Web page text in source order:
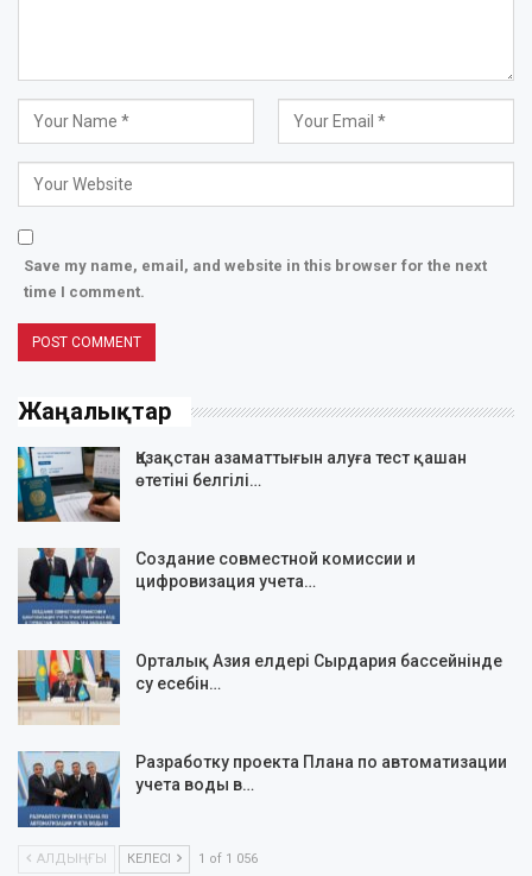
Save my name, email, and website in this browser for the next
time I comment.
Жаңалықтар
Қазақстан азаматтығын алуға тест қашан
өтетіні белгілі…
Создание совместной комиссии и
цифровизация учета…
Орталық Азия елдері Сырдария бассейнінде
су есебін…
Разработку проекта Плана по автоматизации
учета воды в…
АЛДЫҢҒЫ КЕЛЕСІ 1 of 1 056